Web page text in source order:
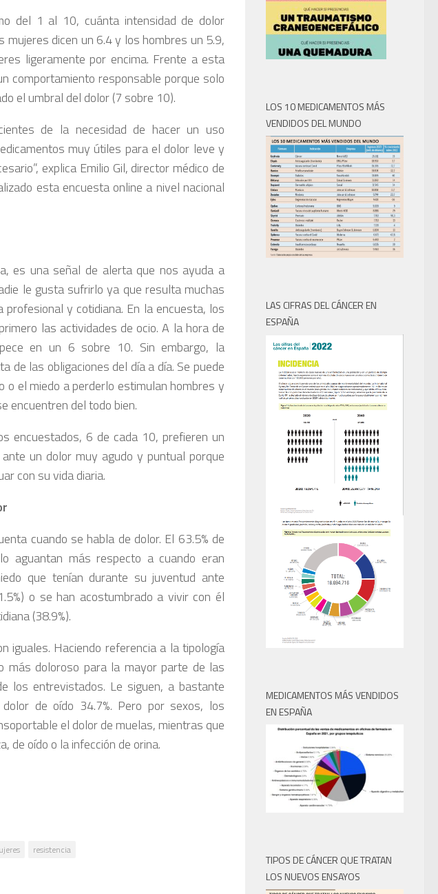
del 1 al 10, cuánta intensidad de dolor
dicen un 6.4 y los hombres un 5.9,
ligeramente por encima. Frente a esta
comportamiento responsable porque solo
el umbral del dolor (7 sobre 10).
de la necesidad de hacer un uso
muy útiles para el dolor leve y
explica Emilio Gil, director médico de
esta encuesta online a nivel nacional
es una señal de alerta que nos ayuda a
le gusta sufrirlo ya que resulta muchas
y cotidiana. En la encuesta, los
las actividades de ocio. A la hora de
en un 6 sobre 10. Sin embargo, la
de las obligaciones del día a día. Se puede
el miedo a perderlo estimulan hombres y
encuentren del todo bien.
encuestados, 6 de cada 10, prefieren un
un dolor muy agudo y puntual porque
con su vida diaria.
cuando se habla de dolor. El 63.5% de
aguantan más respecto a cuando eran
que tenían durante su juventud ante
o se han acostumbrado a vivir con él
(38.9%).
iguales. Haciendo referencia a la tipología
más doloroso para la mayor parte de las
los entrevistados. Le siguen, a bastante
de oído 34.7%. Pero por sexos, los
el dolor de muelas, mientras que
de oído o la infección de orina.
resistencia
LOS 10 MEDICAMENTOS MÁS
VENDIDOS DEL MUNDO
LAS CIFRAS DEL CÁNCER EN
ESPAÑA
MEDICAMENTOS MÁS VENDIDOS
EN ESPAÑA
TIPOS DE CÁNCER QUE TRATAN
LOS NUEVOS ENSAYOS